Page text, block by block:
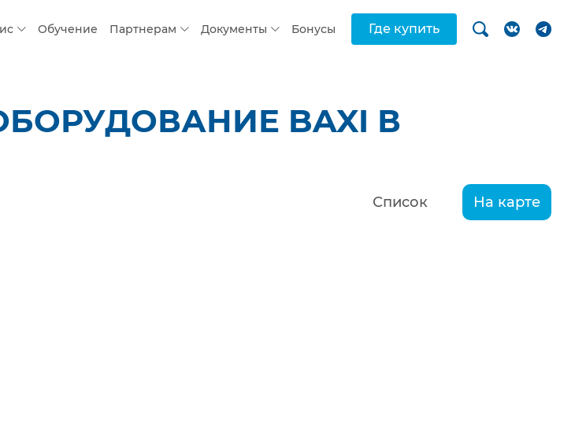
Обучение Партнерам Документы Бонусы Где купить
BAXI В
Список На карте